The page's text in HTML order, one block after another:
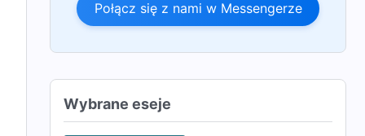
Połącz się z nami w Messengerze
Wybrane eseje